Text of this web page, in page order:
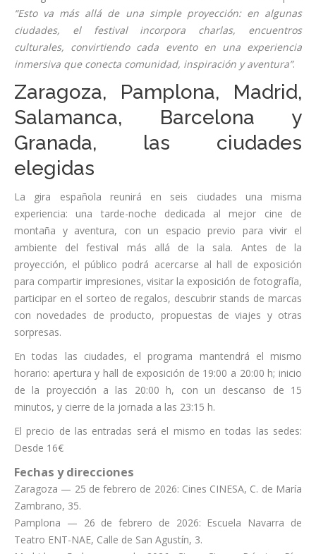
“Esto va más allá de una simple proyección: en algunas
ciudades, el festival incorpora charlas, encuentros
culturales, convirtiendo cada evento en una experiencia
inmersiva que conecta comunidad, inspiración y aventura”.
Zaragoza, Pamplona, Madrid,
Salamanca, Barcelona y
Granada, las ciudades
elegidas
La gira española reunirá en seis ciudades una misma
experiencia: una tarde-noche dedicada al mejor cine de
montaña y aventura, con un espacio previo para vivir el
ambiente del festival más allá de la sala. Antes de la
proyección, el público podrá acercarse al hall de exposición
para compartir impresiones, visitar la exposición de fotografía,
participar en el sorteo de regalos, descubrir stands de marcas
con novedades de producto, propuestas de viajes y otras
sorpresas.
En todas las ciudades, el programa mantendrá el mismo
horario: apertura y hall de exposición de 19:00 a 20:00 h; inicio
de la proyección a las 20:00 h, con un descanso de 15
minutos, y cierre de la jornada a las 23:15 h.
El precio de las entradas será el mismo en todas las sedes:
Desde 16€
Fechas y direcciones
Zaragoza — 25 de febrero de 2026: Cines CINESA, C. de María
Zambrano, 35.
Pamplona — 26 de febrero de 2026: Escuela Navarra de
Teatro ENT-NAE, Calle de San Agustín, 3.